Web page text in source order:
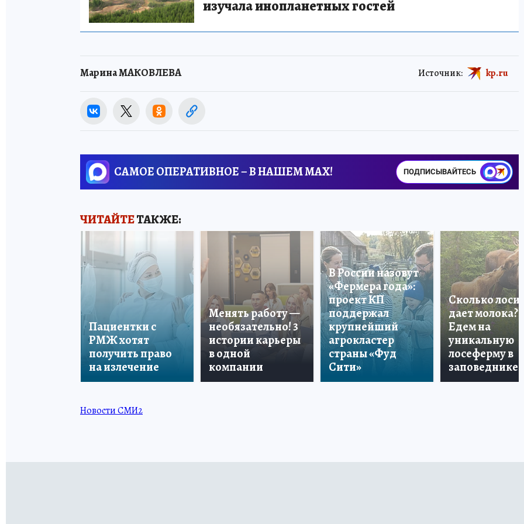
изучала инопланетных гостей
Марина МАКОВЛЕВА Источник: kp.ru
САМОЕ ОПЕРАТИВНОЕ – В НАШЕМ MAX! ПОДПИСЫВАЙТЕСЬ
ЧИТАЙТЕТАКЖЕ:
Пациентки с
РМЖ хотят
получить право
на излечение
Менять работу —
необязательно! 3
истории карьеры
в одной
компании
В России назовут
«Фермера года»:
проект КП
поддержал
крупнейший
агрокластер
страны «Фуд
Сити»
Сколько лосиха
дает молока?
Едем на
уникальную
лосеферму в
заповеднике!
Новости СМИ2